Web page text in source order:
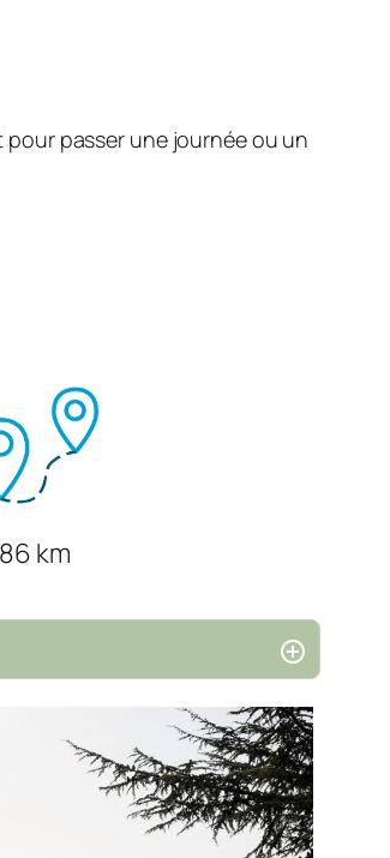
pour passer une journée ou un
86 km